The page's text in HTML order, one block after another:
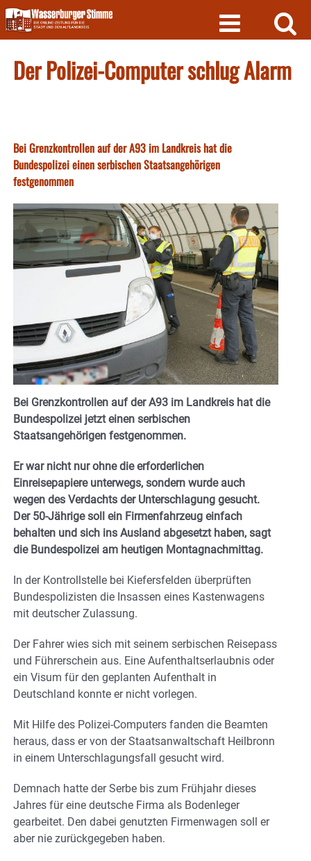
Skip
to
content
Der Polizei-Computer schlug Alarm
Bei Grenzkontrollen auf der A93 im Landkreis hat die
Bundespolizei einen serbischen Staatsangehörigen
festgenommen
Bei Grenzkontrollen auf der A93 im Landkreis hat die
Bundespolizei jetzt einen serbischen
Staatsangehörigen festgenommen.
Er war nicht nur ohne die erforderlichen
Einreisepapiere unterwegs, sondern wurde auch
wegen des Verdachts der Unterschlagung gesucht.
Der 50-Jährige soll ein Firmenfahrzeug einfach
behalten und sich ins Ausland abgesetzt haben, sagt
die Bundespolizei am heutigen Montagnachmittag.
In der Kontrollstelle bei Kiefersfelden überprüften
Bundespolizisten die Insassen eines Kastenwagens
mit deutscher Zulassung.
Der Fahrer wies sich mit seinem serbischen Reisepass
und Führerschein aus. Eine Aufenthaltserlaubnis oder
ein Visum für den geplanten Aufenthalt in
Deutschland konnte er nicht vorlegen.
Mit Hilfe des Polizei-Computers fanden die Beamten
heraus, dass er von der Staatsanwaltschaft Heilbronn
in einem Unterschlagungsfall gesucht wird.
Demnach hatte der Serbe bis zum Frühjahr dieses
Jahres für eine deutsche Firma als Bodenleger
gearbeitet. Den dabei genutzten Firmenwagen soll er
aber nie zurückgegeben haben.